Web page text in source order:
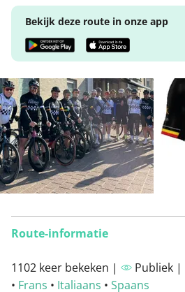
Bekijk deze route in onze app
Route-informatie
1102 keer bekeken | Publiek |
• Frans • Italiaans • Spaans